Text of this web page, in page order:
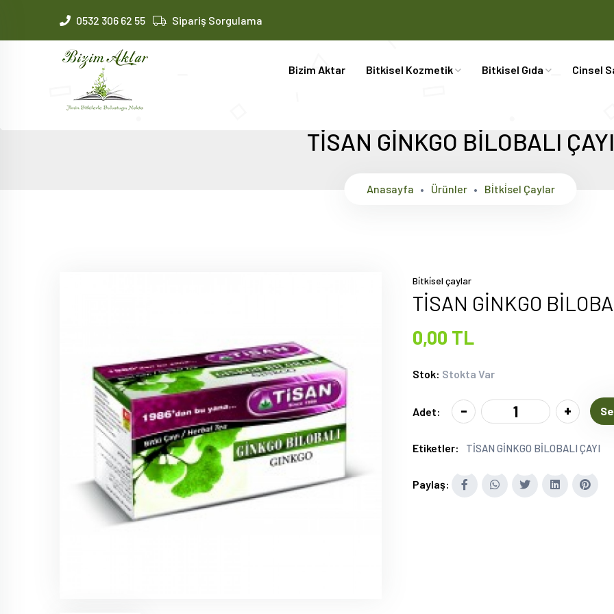
0532 306 62 55 Sipariş Sorgulama
Bizim Aktar Bitkisel Kozmetik Bitkisel Gıda Cinsel
TİSAN GİNKGO BİLOBALI ÇAYI
Anasayfa Ürünler Bi̇tki̇sel Çaylar
Bi̇tki̇sel çaylar
TİSAN GİNKGO
0,00 TL
Stok: Stokta Var
Adet: - +
Etiketler: TİSAN GİNKGO BİLOBALI ÇAYI
Paylaş: